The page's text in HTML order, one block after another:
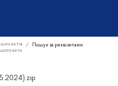
актів
Пошук за реквізитами
акта